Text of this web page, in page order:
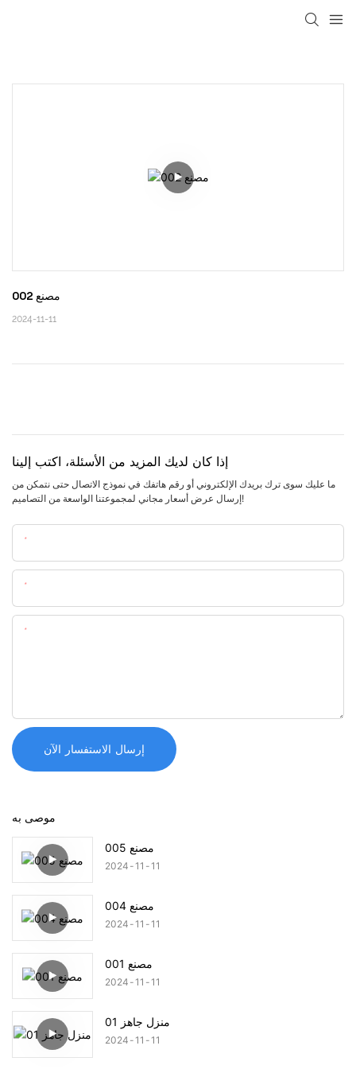
مصنع 002
2024-11-11
إذا كان لديك المزيد من الأسئلة، اكتب إلينا
ما عليك سوى ترك بريدك الإلكتروني أو رقم هاتفك في نموذج الاتصال حتى نتمكن من
إرسال عرض أسعار مجاني لمجموعتنا الواسعة من التصاميم!
إرسال الاستفسار الآن
موصى به
مصنع 005
2024 11 11
مصنع 004
2024 11 11
مصنع 001
2024 11 11
منزل جاهز 01
2024 11 11